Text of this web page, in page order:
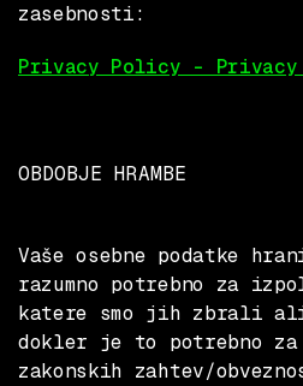
zasebnosti:
Privacy Policy – Privacy
OBDOBJE HRAMBE
Vaše osebne podatke
razumno potrebno za
katere smo jih zbrali
dokler je to potrebno
zakonskih zahtev/